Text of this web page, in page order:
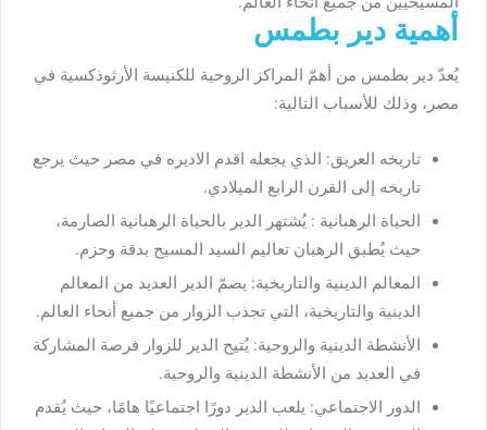
أهمية دير بطمس
يُعدّ دير بطمس من أهمّ المراكز الروحية للكنيسة الأرثوذكسية في
مصر، وذلك للأسباب التالية:
تاريخه العريق: الذي يجعله اقدم الاديره في مصر حيث يرجع
تاريخه إلى القرن الرابع الميلادي.
الحياة الرهبانية : يُشتهر الدير بالحياة الرهبانية الصارمة،
حيث يُطبق الرهبان تعاليم السيد المسيح بدقة وحزم.
المعالم الدينية والتاريخية: يضمّ الدير العديد من المعالم
الدينية والتاريخية، التي تجذب الزوار من جميع أنحاء العالم.
الأنشطة الدينية والروحية: يُتيح الدير للزوار فرصة المشاركة
في العديد من الأنشطة الدينية والروحية.
الدور الاجتماعي: يلعب الدير دورًا اجتماعيًا هامًا، حيث يُقدم